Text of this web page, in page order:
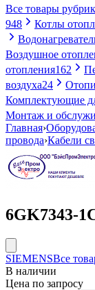
Все товары
948
Котлы
Воздушное
отопления162
воздуха24
Комплектующие
Монтаж и
Главная›
провода›Кабели
6GK7343-
SIEMENSВсе
В наличии
Цена по запросу